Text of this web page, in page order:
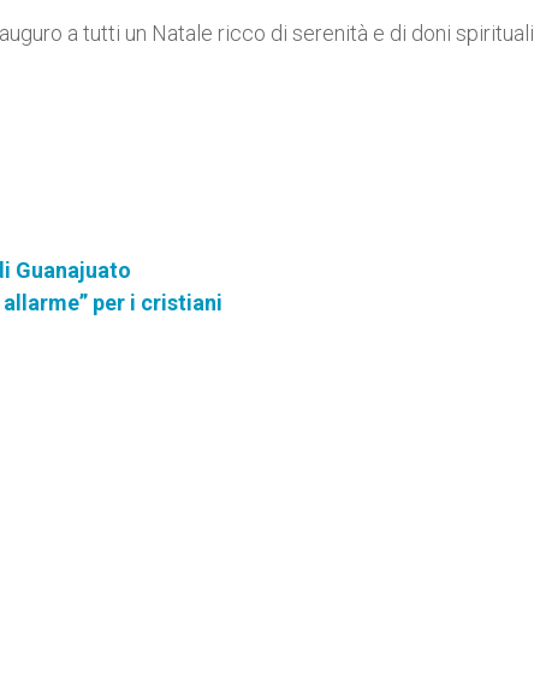
a tutti un Natale ricco di serenità e di doni spirituali.
Guanajuato
per i cristiani